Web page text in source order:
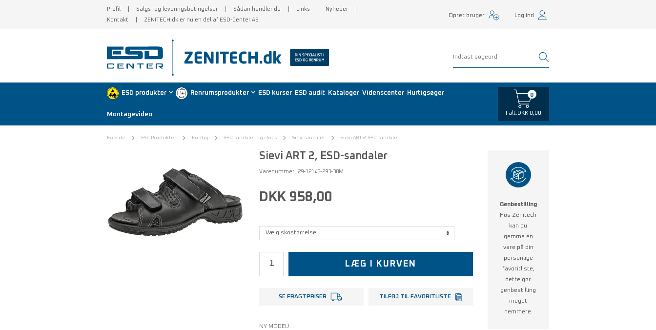
Profil Salgs- og leveringsbetingelser Sådan handler du Links
Nyheder
Kontakt
ZENITECH.dk er nu en del af ESD-Center AB
Opret bruger Log ind
ESD produkter Renrumsprodukter ESD kurser ESD audit Kataloger Videnscenter Hurtigsøger
Montagevideo
0
I alt: DKK 0,00
Forside ESD Produkter Fodtøj ESD-sandaler og clogs Sievi sandaler Sievi ART 2, ESD-sandaler
Sievi ART 2, ESD-sandaler
Varenummer: 29-12146-293-38M
DKK 958,00
LÆG I KURVEN
SE FRAGTPRISER TILFØJ TIL FAVORITLISTE
NY MODEL!
Genbestilling
Hos Zenitech
kan du
gemme en
vare på din
personlige
favoritliste,
dette gør
genbestilling
meget
nemmere.